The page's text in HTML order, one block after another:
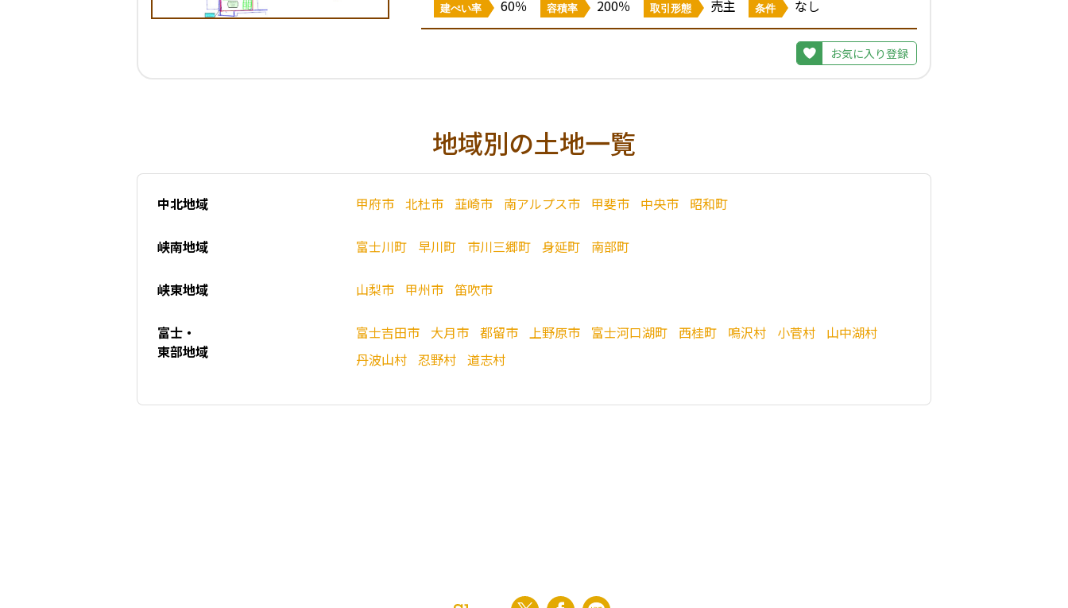
建ぺい率 60％ 容積率 200％ 取引形態 売主 条件 なし
お気に入り登録
地域別の土地一覧
中北地域 甲府市 北杜市 韮崎市 南アルプス市 甲斐市 中央市 昭和町
峡南地域 富士川町 早川町 市川三郷町 身延町 南部町
峡東地域 山梨市 甲州市 笛吹市
富士・
東部地域
富士吉田市 大月市 都留市 上野原市 富士河口湖町 西桂町 鳴沢村 小菅村
山中湖村
丹波山村
忍野村 道志村